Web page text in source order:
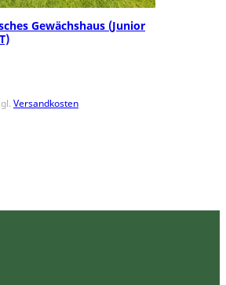
Gewächshaus (Junior
Versandkosten